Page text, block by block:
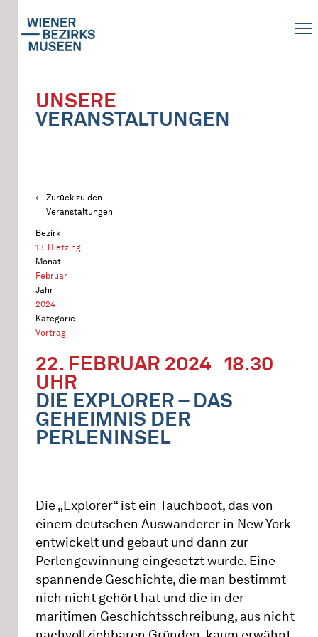
UNSERE
VERANSTALTUNGEN
Zurück zu den
Veranstaltungen
Bezirk
13. Hietzing
Monat
Februar
Jahr
2024
Kategorie
Vortrag
22. FEBRUAR 2024 18.30
UHR
DIE EXPLORER – DAS
GEHEIMNIS DER
PERLENINSEL
Die „Explorer“ ist ein Tauchboot, das von
einem deutschen Auswanderer in New York
entwickelt und gebaut und dann zur
Perlengewinnung eingesetzt wurde. Eine
spannende Geschichte, die man bestimmt
nich nicht gehört hat und die in der
maritimen Geschichtsschreibung, aus nicht